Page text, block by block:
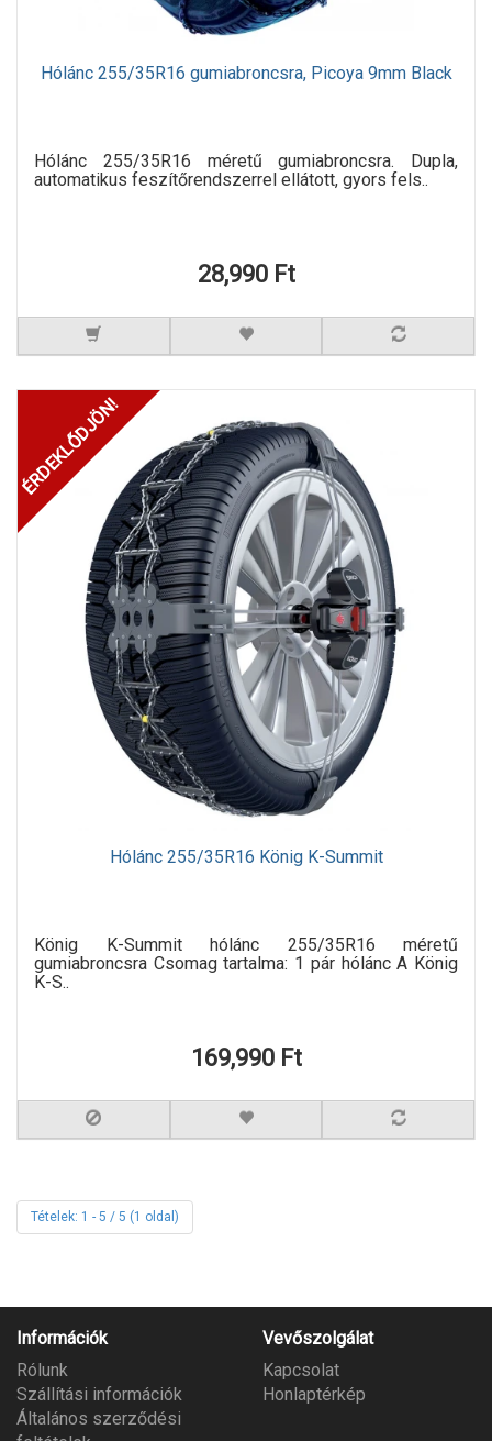
Hólánc 255/35R16 gumiabroncsra, Picoya 9mm Black
Hólánc 255/35R16 méretű gumiabroncsra. Dupla,
automatikus feszítőrendszerrel ellátott, gyors fels..
28,990 Ft
ÉRDEKLŐDJÖN!
Hólánc 255/35R16 König K-Summit
König K-Summit hólánc 255/35R16 méretű
gumiabroncsra Csomag tartalma: 1 pár hólánc A König
K-S..
169,990 Ft
Tételek: 1 - 5 / 5 (1 oldal)
Információk
Rólunk
Szállítási információk
Általános szerződési
Vevőszolgálat
Kapcsolat
Honlaptérkép